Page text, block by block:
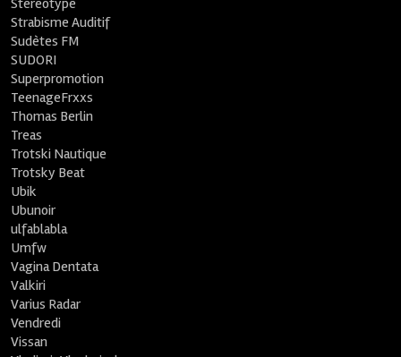
Stereotype
Strabisme Auditif
Sudètes FM
SUDORI
Superpromotion
TeenageFrxxs
Thomas Berlin
Treas
Trotski Nautique
Trotsky Beat
Ubik
Ubunoir
ulfablabla
Umfw
Vagina Dentata
Valkiri
Varius Radar
Vendredi
Vissan